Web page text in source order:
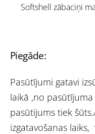
Piegāde:
Pasūtījumi gatavi
laikā ,no
pasūtijums tiek
izgatavošanas
Softshell zābaciņi